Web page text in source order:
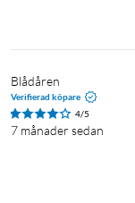
Blådåren
Verifierad köpare
4/5
7 månader sedan